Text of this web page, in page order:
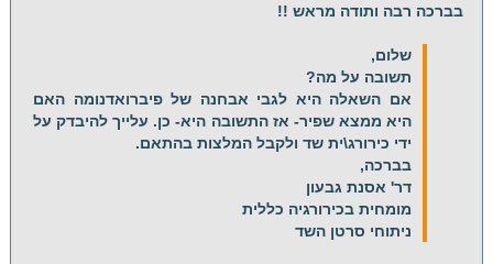
בברכה רבה ותודה מראש !!
שלום,
תשובה על מה?
אם השאלה היא לגבי אבחנה של פיברואדנומה האם
היא ממצא שפיר- אז התשובה היא- כן. עלייך להיבדק על
ידי כירורג\ית שד ולקבל המלצות בהתאם.
בברכה,
דר' אסנת גבעון
מומחית בכירורגיה כללית
ניתוחי סרטן השד